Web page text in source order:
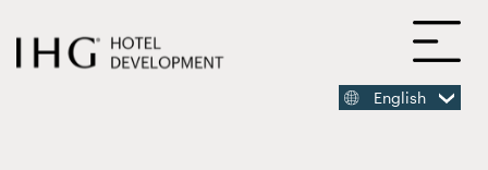
AU
CONTENU
English